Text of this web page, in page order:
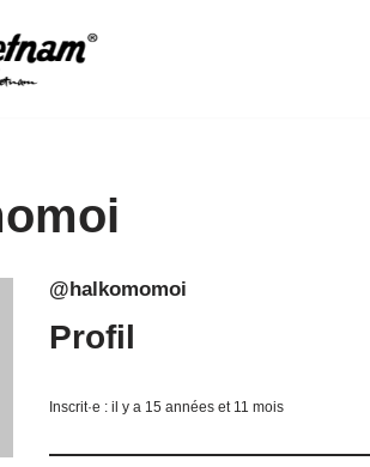
@halkomomoi
Profil
Inscrit·e : il y a 15 années et 11 mois